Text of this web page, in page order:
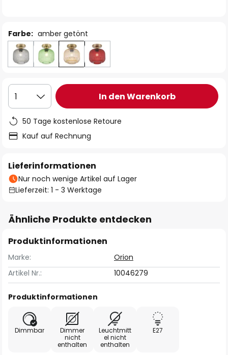
Farbe: amber getönt
1 In den Warenkorb
50 Tage kostenlose Retoure
Kauf auf Rechnung
Lieferinformationen
Nur noch wenige Artikel auf Lager
Lieferzeit: 1 - 3 Werktage
Ähnliche Produkte entdecken
Produktinformationen
Marke:
Orion
Artikel Nr.:
10046279
Produktinformationen
Dimmbar
Dimmer
nicht
enthalten
Leuchtmitt
el nicht
enthalten
E27